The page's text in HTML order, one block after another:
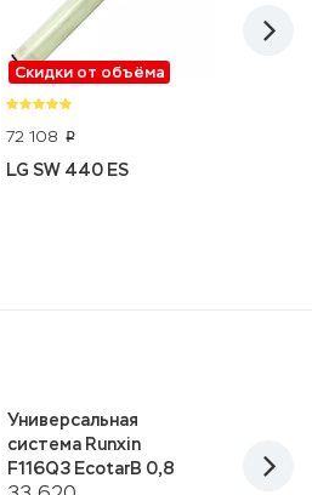
Скидки от объёма
72 108 p
LG SW 440 ES
Универсальная
система Runxin
F116Q3 EcotarB 0,8